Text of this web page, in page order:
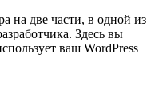
на две части, в одной из
Здесь вы
ваш WordPress